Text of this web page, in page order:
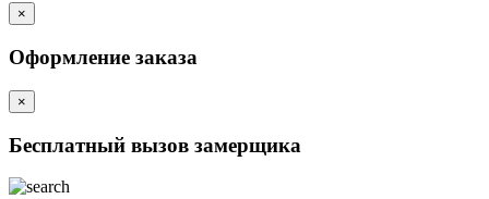
×
Оформление заказа
×
Бесплатный вызов замерщика